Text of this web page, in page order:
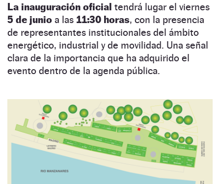
La inauguración oficial tendrá lugar el viernes
5 de junio a las 11:30 horas, con la presencia
de representantes institucionales del ámbito
energético, industrial y de movilidad. Una señal
clara de la importancia que ha adquirido el
evento dentro de la agenda pública.